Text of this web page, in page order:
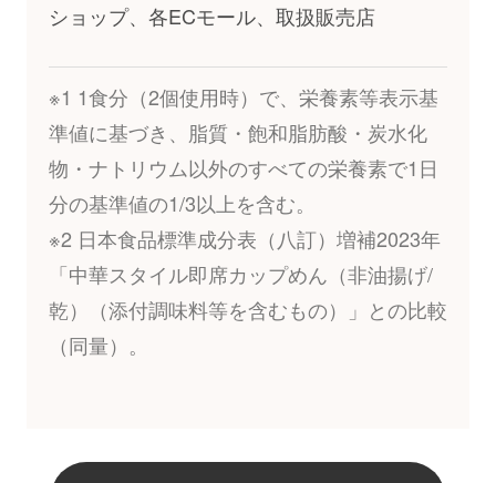
ショップ、各ECモール、取扱販売店
※1 1食分（2個使用時）で、栄養素等表示基
準値に基づき、脂質・飽和脂肪酸・炭水化
物・ナトリウム以外のすべての栄養素で1日
分の基準値の1/3以上を含む。
※2 日本食品標準成分表（八訂）増補2023年
「中華スタイル即席カップめん（非油揚げ/
乾）（添付調味料等を含むもの）」との比較
（同量）。